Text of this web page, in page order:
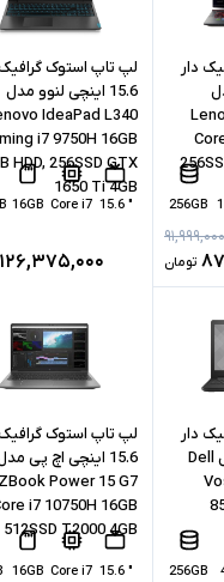
دار
256GB
۹۱,۹۹۹,۰۰۰
تومان
لپ تاپ استوک گرافیک
15.6 اینچی لنوو مدل
IdeaPad L340
i7 9750H 16GB
HDD, 256SSD GTX
1650 Ti 4GB
" 15.6
Core i7
16GB
۱۲۶,۳۷۵,۰۰۰
دار
15.6 اینچی دل مدل Dell
256GB
لپ تاپ استوک گرافیک
ZBook Power 15 G7
i7 10750H 16GB
512SSD T2000 4GB
" 15.6
Core i7
16GB